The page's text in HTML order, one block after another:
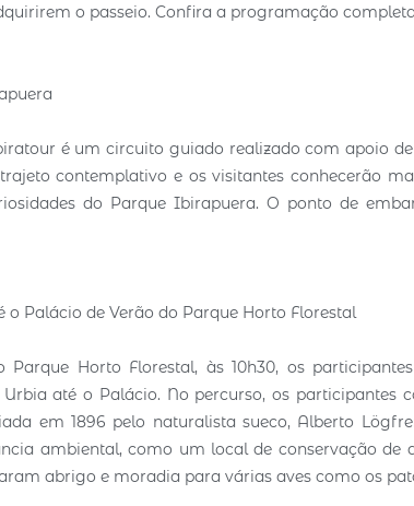
o passeio. Confira a programação
é um circuito guiado realizado com apoio
contemplativo e os visitantes conhecerão
do Parque Ibirapuera. O ponto de
Palácio de Verão do Parque Horto Florestal
Parque Horto Florestal, às 10h30, os
até o Palácio. No percurso, os participantes
em 1896 pelo naturalista sueco, Alberto
ambiental, como um local de conservação de
abrigo e moradia para várias aves como os